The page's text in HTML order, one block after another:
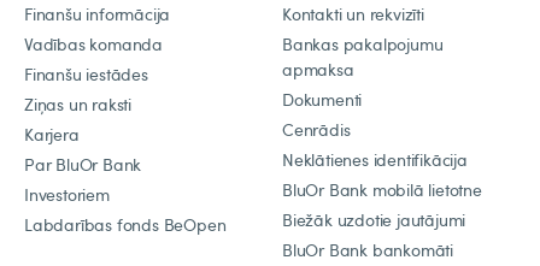
Finanšu informācija
Vadības komanda
Finanšu iestādes
Ziņas un raksti
Karjera
Par BluOr Bank
Investoriem
Labdarības fonds BeOpen
Kontakti un rekvizīti
Bankas pakalpojumu
apmaksa
Dokumenti
Cenrādis
Neklātienes identifikācija
BluOr Bank mobilā lietotne
Biežāk uzdotie jautājumi
BluOr Bank bankomāti